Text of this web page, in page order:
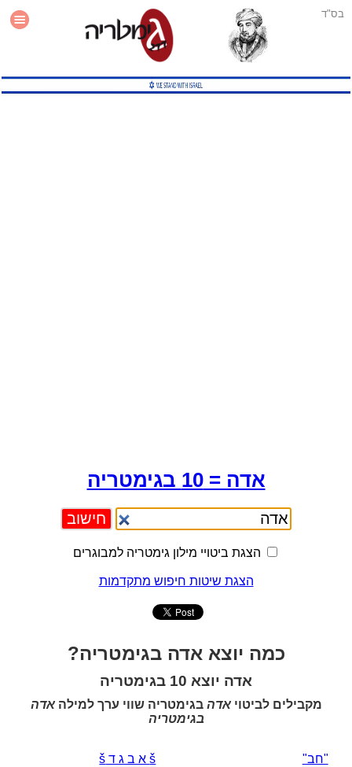
בס"ד
עזרה
אדה = 10 בגימטריה
הצגת ביטויי מילון גימטריה למבוגרים
הצגת שיטות חיפוש מתקדמות
כמה יוצא אדה בגימטריה?
אדה יוצא 10 בגימטריה
מקבילים לביטויאדה בגימטריה שווי ערך למילהאדה
בגימטריה
"חב"
š א ב ג ד š